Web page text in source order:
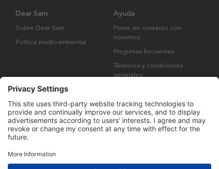
Dear Sam
Sobre Dear Sam
Política medioambiental
Ayuda
Ponte en contacto con
nosotros
Preguntas frecuentes
Términos y condiciones
generales
Derechos de autor © Many Brands AB 2023. Todos los derechos